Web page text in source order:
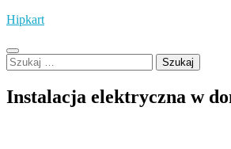
Skip
content
Hipkart
Szukaj:
Instalacja elektryczna w